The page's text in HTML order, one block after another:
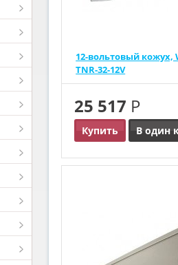
12-вольтовый кожух,
TNR-32-12V
25 517 Р
Купить В один